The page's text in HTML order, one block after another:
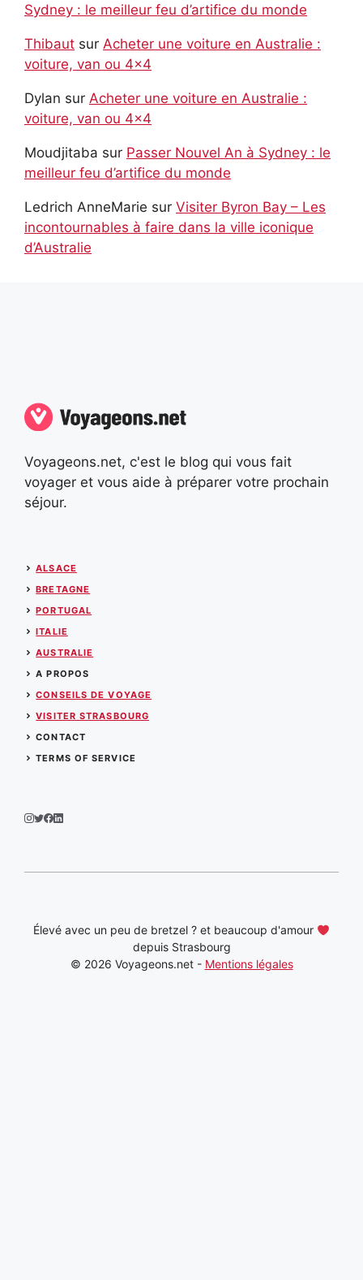
Sydney : le meilleur feu d’artifice du monde
Thibaut sur Acheter une voiture en Australie :
voiture, van ou 4×4
Dylan sur Acheter une voiture en Australie :
voiture, van ou 4×4
Moudjitaba sur Passer Nouvel An à Sydney : le
meilleur feu d’artifice du monde
Ledrich AnneMarie sur Visiter Byron Bay – Les
incontournables à faire dans la ville iconique
d’Australie
Voyageons.net, c'est le blog qui vous fait
voyager et vous aide à préparer votre prochain
séjour.
ALSACE
BRETAGNE
PORTUGAL
ITALIE
AUSTRALIE
A PROPOS
CONSEILS DE VOYAGE
VISITER STRASBOURG
CONTACT
TERMS OF SERVICE
Élevé avec un peu de bretzel ? et beaucoup d'amour
depuis Strasbourg
© 2026 Voyageons.net - Mentions légales